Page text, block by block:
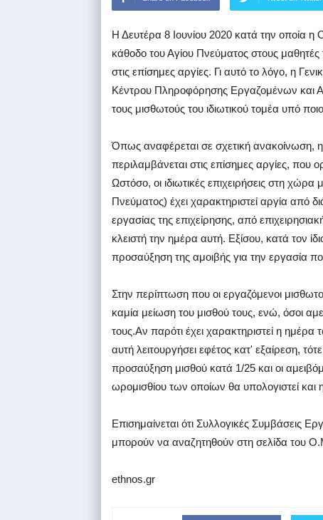
Η Δευτέρα 8 Ιουνίου 2020 κατά την οποία η
κάθοδο του Αγίου Πνεύματος στους
στις επίσημες αργίες. Γι αυτό το λόγο, η
Κέντρου Πληροφόρησης Εργαζομένων και
τους μισθωτούς του ιδιωτικού τομέα υπό
Όπως αναφέρεται σε σχετική ανακοίνωση,
περιλαμβάνεται στις επίσημες αργίες, που
Ωστόσο, οι ιδιωτικές επιχειρήσεις στη
Πνεύματος) έχει χαρακτηριστεί αργία από
εργασίας της επιχείρησης, από
κλειστή την ημέρα αυτή. Εξίσου, κατά τον
προσαύξηση της αμοιβής για την εργασία
Στην περίπτωση που οι εργαζόμενοι
καμία μείωση του μισθού τους, ενώ, όσοι
τους.Αν παρότι έχει χαρακτηριστεί η ημέρα
αυτή λειτουργήσει εφέτος κατ' εξαίρεση,
προσαύξηση μισθού κατά 1/25 και οι
ωρομισθίου των οποίων θα υπολογιστεί
Επισημαίνεται ότι Συλλογικές Συμβάσεις
μπορούν να αναζητηθούν στη σελίδα του
ethnos.gr